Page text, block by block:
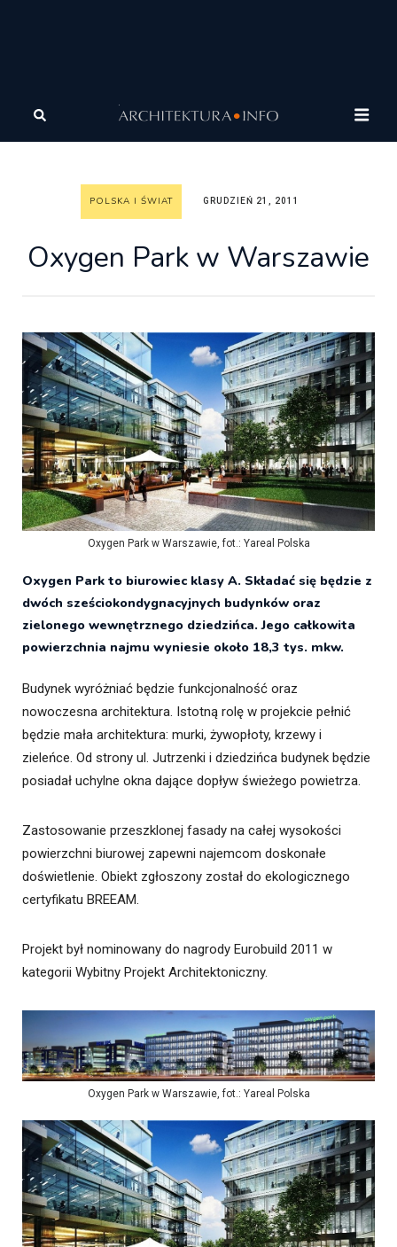
Architektura
Park w Warszawie
POLSKA I ŚWIAT GRUDZIEŃ 21, 2011
Oxygen Park w Warszawie
Oxygen Park w Warszawie, fot.: Yareal Polska
Oxygen Park to biurowiec klasy A. Składać się będzie z
dwóch sześciokondygnacyjnych budynków oraz
zielonego wewnętrznego dziedzińca. Jego całkowita
powierzchnia najmu wyniesie około 18,3 tys. mkw.
Budynek wyróżniać będzie funkcjonalność oraz
nowoczesna architektura. Istotną rolę w projekcie pełnić
będzie mała architektura: murki, żywopłoty, krzewy i
zieleńce. Od strony ul. Jutrzenki i dziedzińca budynek będzie
posiadał uchylne okna dające dopływ świeżego powietrza.
Zastosowanie przeszklonej fasady na całej wysokości
powierzchni biurowej zapewni najemcom doskonałe
doświetlenie. Obiekt zgłoszony został do ekologicznego
certyfikatu BREEAM.
Projekt był nominowany do nagrody Eurobuild 2011 w
kategorii Wybitny Projekt Architektoniczny.
Oxygen Park w Warszawie, fot.: Yareal Polska